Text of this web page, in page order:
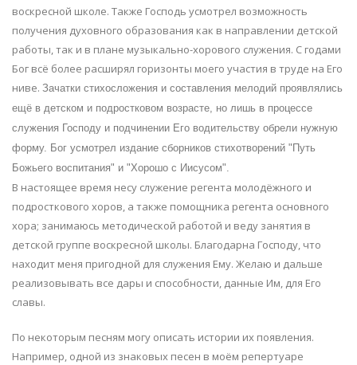
воскресной школе. Также Господь усмотрел возможность
получения духовного образования как в направлении детской
работы, так и в плане музыкально-хорового служения. С годами
Бог всё более расширял горизонты моего участия в труде на Его
ниве. Зачатки стихосложения и составления мелодий проявлялись
ещё в детском и подростковом возрасте, но лишь в процессе
служения Господу и подчинении Его водительству обрели нужную
форму. Бог усмотрел издание сборников стихотворений "Путь
Божьего воспитания" и "Хорошо с Иисусом".
В настоящее время несу служение регента молодёжного и
подросткового хоров, а также помощника регента основного
хора; занимаюсь методической работой и веду занятия в
детской группе воскресной школы. Благодарна Господу, что
находит меня пригодной для служения Ему. Желаю и дальше
реализовывать все дары и способности, данные Им, для Его
славы.
По некоторым песням могу описать истории их появления.
Например, одной из знаковых песен в моём репертуаре